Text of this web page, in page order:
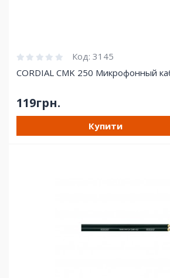
Код: 3145
CORDIAL CMK 250 Микрофонный
119грн.
Купити